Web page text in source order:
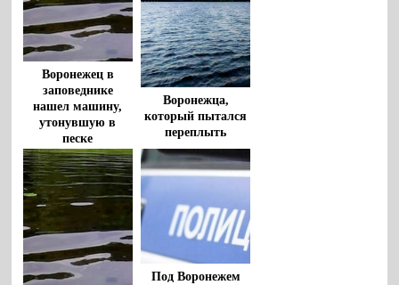
Воронежец в
заповеднике
нашел машину,
утонувшую в
песке
Воронежца,
который пытался
переплыть
водохранилище,
спасли очевидцы
Под Воронежем